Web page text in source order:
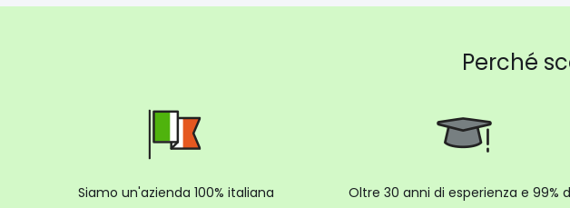
Perché
Siamo un'azienda 100% italiana
Oltre 30 anni di esperienza e 99%